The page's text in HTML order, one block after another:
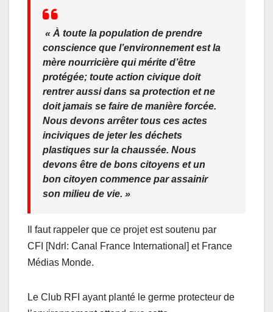
« À toute la population de prendre
conscience que l’environnement est la
mère nourricière qui mérite d’être
protégée; toute action civique doit
rentrer aussi dans sa protection et ne
doit jamais se faire de manière forcée.
Nous devons arrêter tous ces actes
inciviques de jeter les déchets
plastiques sur la chaussée. Nous
devons être de bons citoyens et un
bon citoyen commence par assainir
son milieu de vie. »
Il faut rappeler que ce projet est soutenu par
CFI [Ndrl: Canal France International] et France
Médias Monde.
Le Club RFI ayant planté le germe protecteur de